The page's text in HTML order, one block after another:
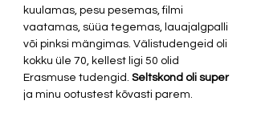
kuulamas, pesu pesemas, filmi
vaatamas, süüa tegemas, lauajalgpalli
või pinksi mängimas. Välistudengeid oli
kokku üle 70, kellest ligi 50 olid
Erasmuse tudengid. Seltskond oli super
ja minu ootustest kõvasti parem.